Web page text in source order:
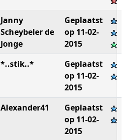
Janny
Scheybeler de
Jonge
Geplaatst
op 11-02-
2015
*..stik..*
Geplaatst
op 11-02-
2015
Alexander41
Geplaatst
op 11-02-
2015